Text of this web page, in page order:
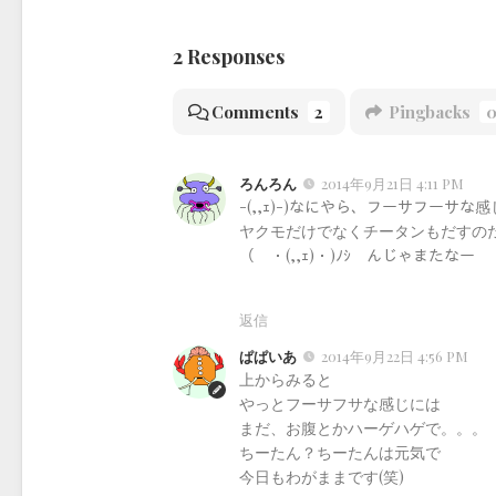
2 Responses
Comments 2 Pingbacks 0
ろんろん 2014年9月21日 4:11 PM
-(,,ｪ)-)なにやら、フーサフーサな感
ヤクモだけでなくチータンもだすの
（ ・(,,ｪ)・)ﾉｼ んじゃまたなー
返信
ぱぱいあ
2014年9月22日 4:56 PM
上からみると
やっとフーサフサな感じには
まだ、お腹とかハーゲハゲで。。。
ちーたん？ちーたんは元気で
今日もわがままです(笑)